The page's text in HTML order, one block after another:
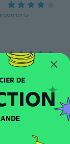
que la